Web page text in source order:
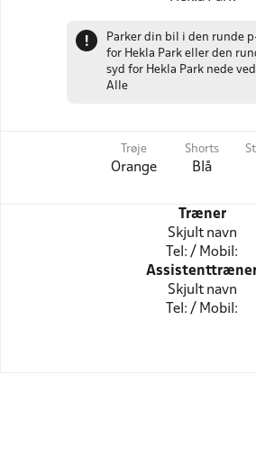
!
Parker din bil i den runde
for Hekla Park eller den
syd for Hekla Park nede
Alle
Trøje
Orange
Shorts
Blå
Træner
Skjult navn
Tel: / Mobil:
Skjult navn
Tel: / Mobil: